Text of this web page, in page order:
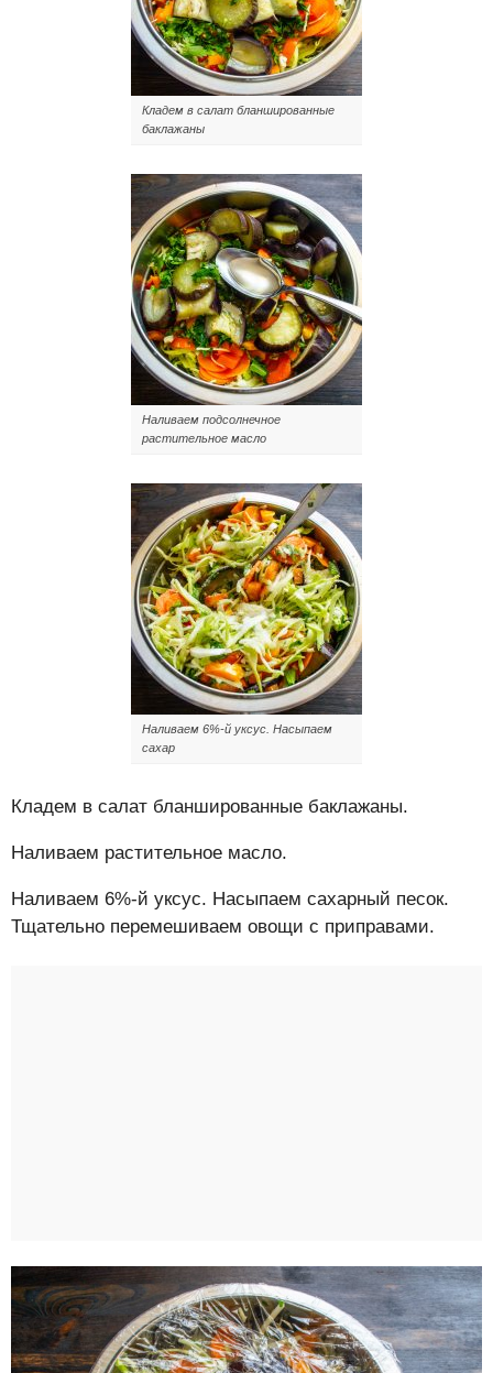
Кладем в салат бланшированные
баклажаны
Наливаем подсолнечное
растительное масло
Наливаем 6%-й уксус. Насыпаем
сахар
Кладем в салат бланшированные баклажаны.
Наливаем растительное масло.
Наливаем 6%-й уксус. Насыпаем сахарный песок.
Тщательно перемешиваем овощи с приправами.